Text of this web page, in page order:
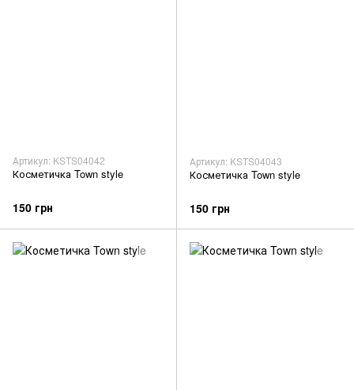
Артикул: KSTS04042
Косметичка Town style
150 грн
Артикул: KSTS04043
Косметичка Town style
150 грн